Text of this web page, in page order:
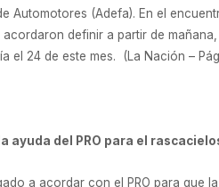
Automotores (Adefa). En el
definir a partir de
el 24 de este mes. (La Nación –
ayuda del PRO para el
a acordar con el PRO para que